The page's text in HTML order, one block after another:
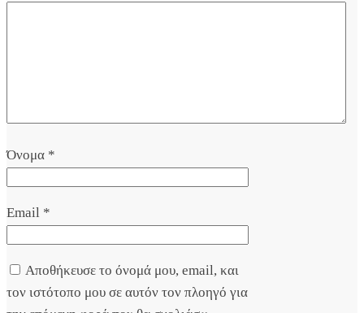
Όνομα *
Email *
Αποθήκευσε το όνομά μου, email, και
τον ιστότοπο μου σε αυτόν τον πλοηγό για